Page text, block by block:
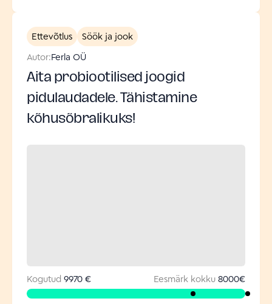
Ettevõtlus
Söök ja jook
Autor:Ferla OÜ
Aita probiootilised joogid
pidulaudadele. Tähistamine
kõhusõbralikuks!
Kogutud 9970 € Eesmärk kokku 8000€